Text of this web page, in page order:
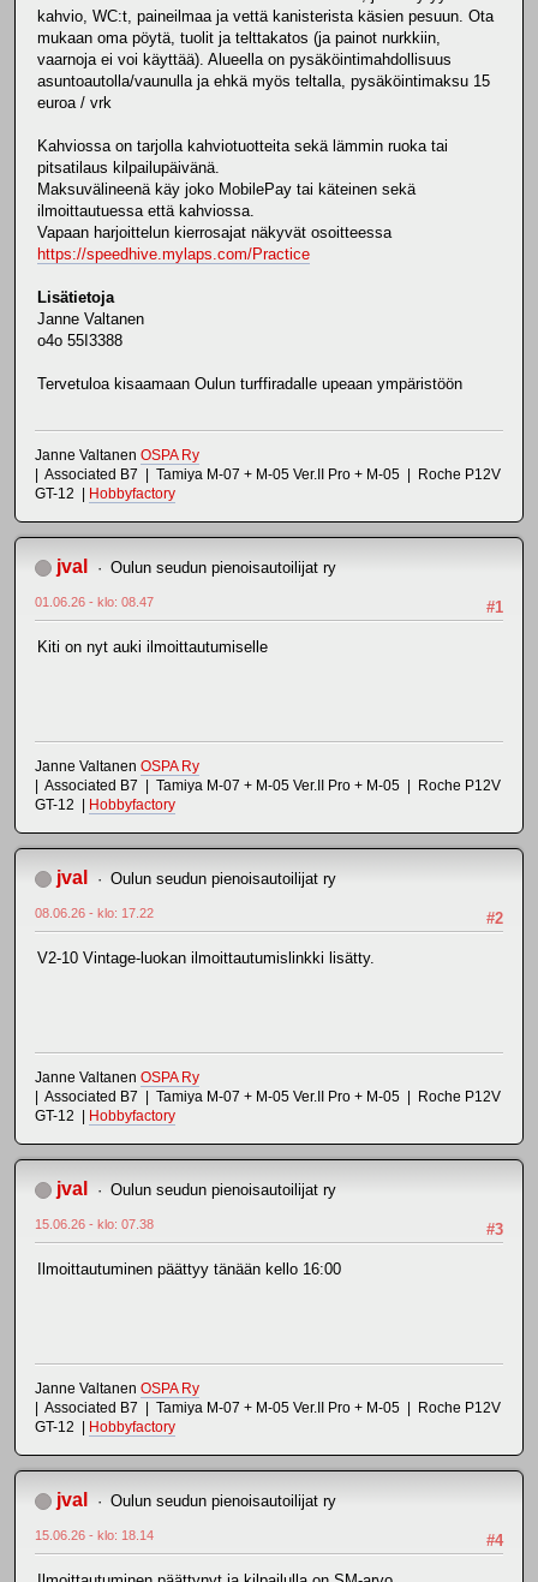
kahvio, WC:t, paineilmaa ja vettä kanisterista käsien pesuun. Ota
mukaan oma pöytä, tuolit ja telttakatos (ja painot nurkkiin,
vaarnoja ei voi käyttää). Alueella on pysäköintimahdollisuus
asuntoautolla/vaunulla ja ehkä myös teltalla, pysäköintimaksu 15
euroa / vrk
Kahviossa on tarjolla kahviotuotteita sekä lämmin ruoka tai
pitsatilaus kilpailupäivänä.
Maksuvälineenä käy joko MobilePay tai käteinen sekä
ilmoittautuessa että kahviossa.
Vapaan harjoittelun kierrosajat näkyvät osoitteessa
https://speedhive.mylaps.com/Practice
Lisätietoja
Janne Valtanen
o4o 55I3388
Tervetuloa kisaamaan Oulun turffiradalle upeaan ympäristöön
Janne Valtanen OSPA Ry
| Associated B7 | Tamiya M-07 + M-05 Ver.II Pro + M-05 | Roche P12V
GT-12 |
Hobbyfactory
jval Oulun seudun pienoisautoilijat ry
#1
01.06.26 - klo: 08.47
Kiti on nyt auki ilmoittautumiselle
Janne Valtanen OSPA Ry
| Associated B7 | Tamiya M-07 + M-05 Ver.II Pro + M-05 | Roche P12V
GT-12 |
Hobbyfactory
jval Oulun seudun pienoisautoilijat ry
#2
08.06.26 - klo: 17.22
V2-10 Vintage-luokan ilmoittautumislinkki lisätty.
Janne Valtanen OSPA Ry
| Associated B7 | Tamiya M-07 + M-05 Ver.II Pro + M-05 | Roche P12V
GT-12 |
Hobbyfactory
jval Oulun seudun pienoisautoilijat ry
#3
15.06.26 - klo: 07.38
Ilmoittautuminen päättyy tänään kello 16:00
Janne Valtanen OSPA Ry
| Associated B7 | Tamiya M-07 + M-05 Ver.II Pro + M-05 | Roche P12V
GT-12 |
Hobbyfactory
jval Oulun seudun pienoisautoilijat ry
#4
15.06.26 - klo: 18.14